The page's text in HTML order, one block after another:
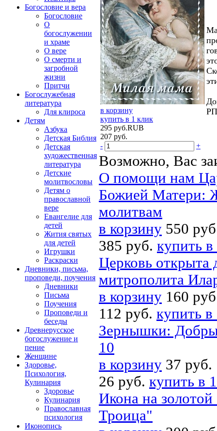
Богословие и вера
Богословие
О
богослужении
и храме
О вере
О смерти и
загробной
жизни
Притчи
Богослужебная
литература
Для клироса
Детям
Азбука
Детская Библия
Детская
художественная
литература
Детские
молитвословы
Детям о
православной
вере
Евангелие для
детей
Жития святых
для детей
Игрушки
Раскраски
Дневники, письма,
проповеди, поучения
Дневники
Письма
Поучения
Проповеди и
беседы
Древнерусское
богослужение и
пение
Женщине
Здоровье,
Психология,
Кулинария
Здоровье
Кулинария
Православная
психология
Иконопись
в корзину
купить в 1 клик
295 руб.RUB
207 руб.
-
+
Возможно, Вас
О помощи нам
Божией Матери:
молитвам
в корзину 550
385 руб. купить
Церковь открыта
митрополита
в корзину 160
112 руб. купить в
Зернышки:
10
в корзину 37 руб.
26 руб. купить в
Икона на
Троица"